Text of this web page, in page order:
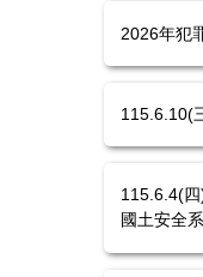
2026年犯
115.6.10(
115.6.4(
國土安全